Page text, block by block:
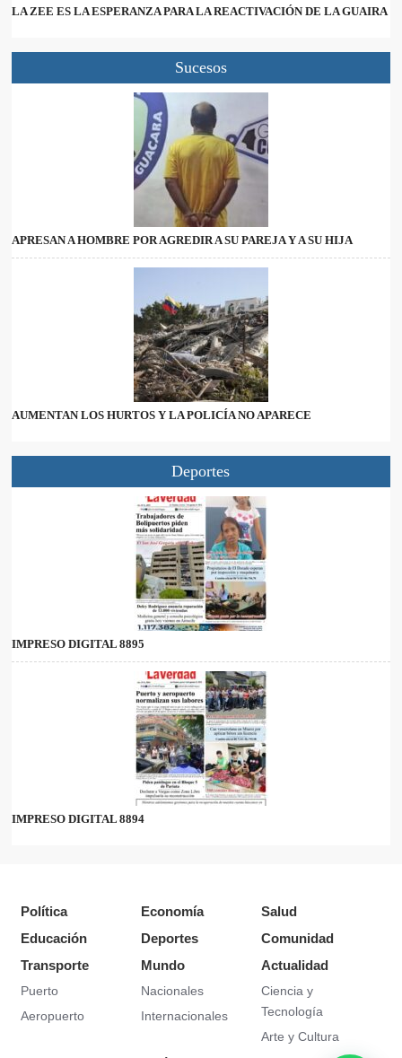
LA ZEE ES LA ESPERANZA PARA LA REACTIVACIÓN DE LA GUAIRA
Sucesos
APRESAN A HOMBRE POR AGREDIR A SU PAREJA Y A SU HIJA
AUMENTAN LOS HURTOS Y LA POLICÍA NO APARECE
Deportes
IMPRESO DIGITAL 8895
IMPRESO DIGITAL 8894
Política Economía
Salud
Educación
Deportes
Comunidad
Transporte
Puerto
Aeropuerto
Mundo
Nacionales
Internacionales
Actualidad
Ciencia y
Tecnología
Arte y Cultura